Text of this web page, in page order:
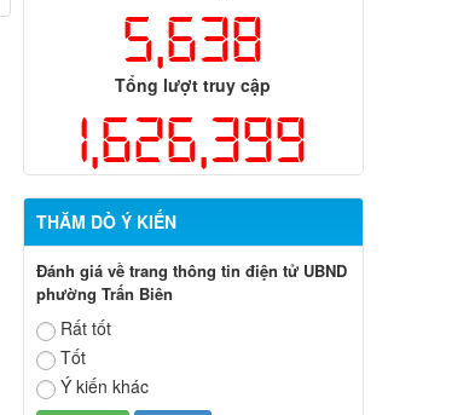
5,638
Tổng lượt truy cập
1,626,399
THĂM DÒ Ý KIẾN
Đánh giá về trang thông tin điện tử UBND
phường Trấn Biên
Rất tốt
Tốt
Ý kiến khác